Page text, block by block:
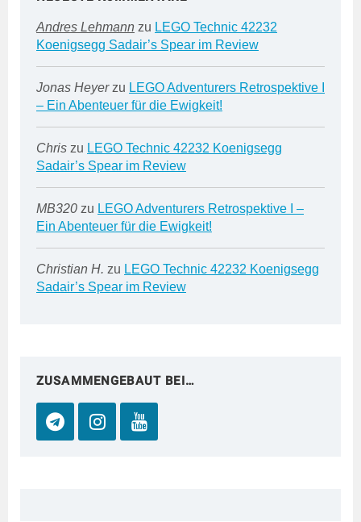
Andres Lehmann zu LEGO Technic 42232
Koenigsegg Sadair’s Spear im Review
Jonas Heyerzu LEGO Adventurers Retrospektive I
– Ein Abenteuer für die Ewigkeit!
Chris zu LEGO Technic 42232 Koenigsegg
Sadair’s Spear im Review
MB320 zu LEGO Adventurers Retrospektive I –
Ein Abenteuer für die Ewigkeit!
Christian H. zu LEGO Technic 42232 Koenigsegg
Sadair’s Spear im Review
ZUSAMMENGEBAUT BEI…